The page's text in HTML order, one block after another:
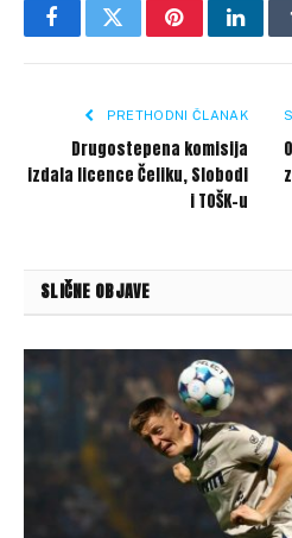
FacebookTwitterPinterest
PRETHODNI ČLANAK
Drugostepena komisija
izdala licence Čeliku, Slobodi
i TOŠK-u
SLIČNE OBJAVE